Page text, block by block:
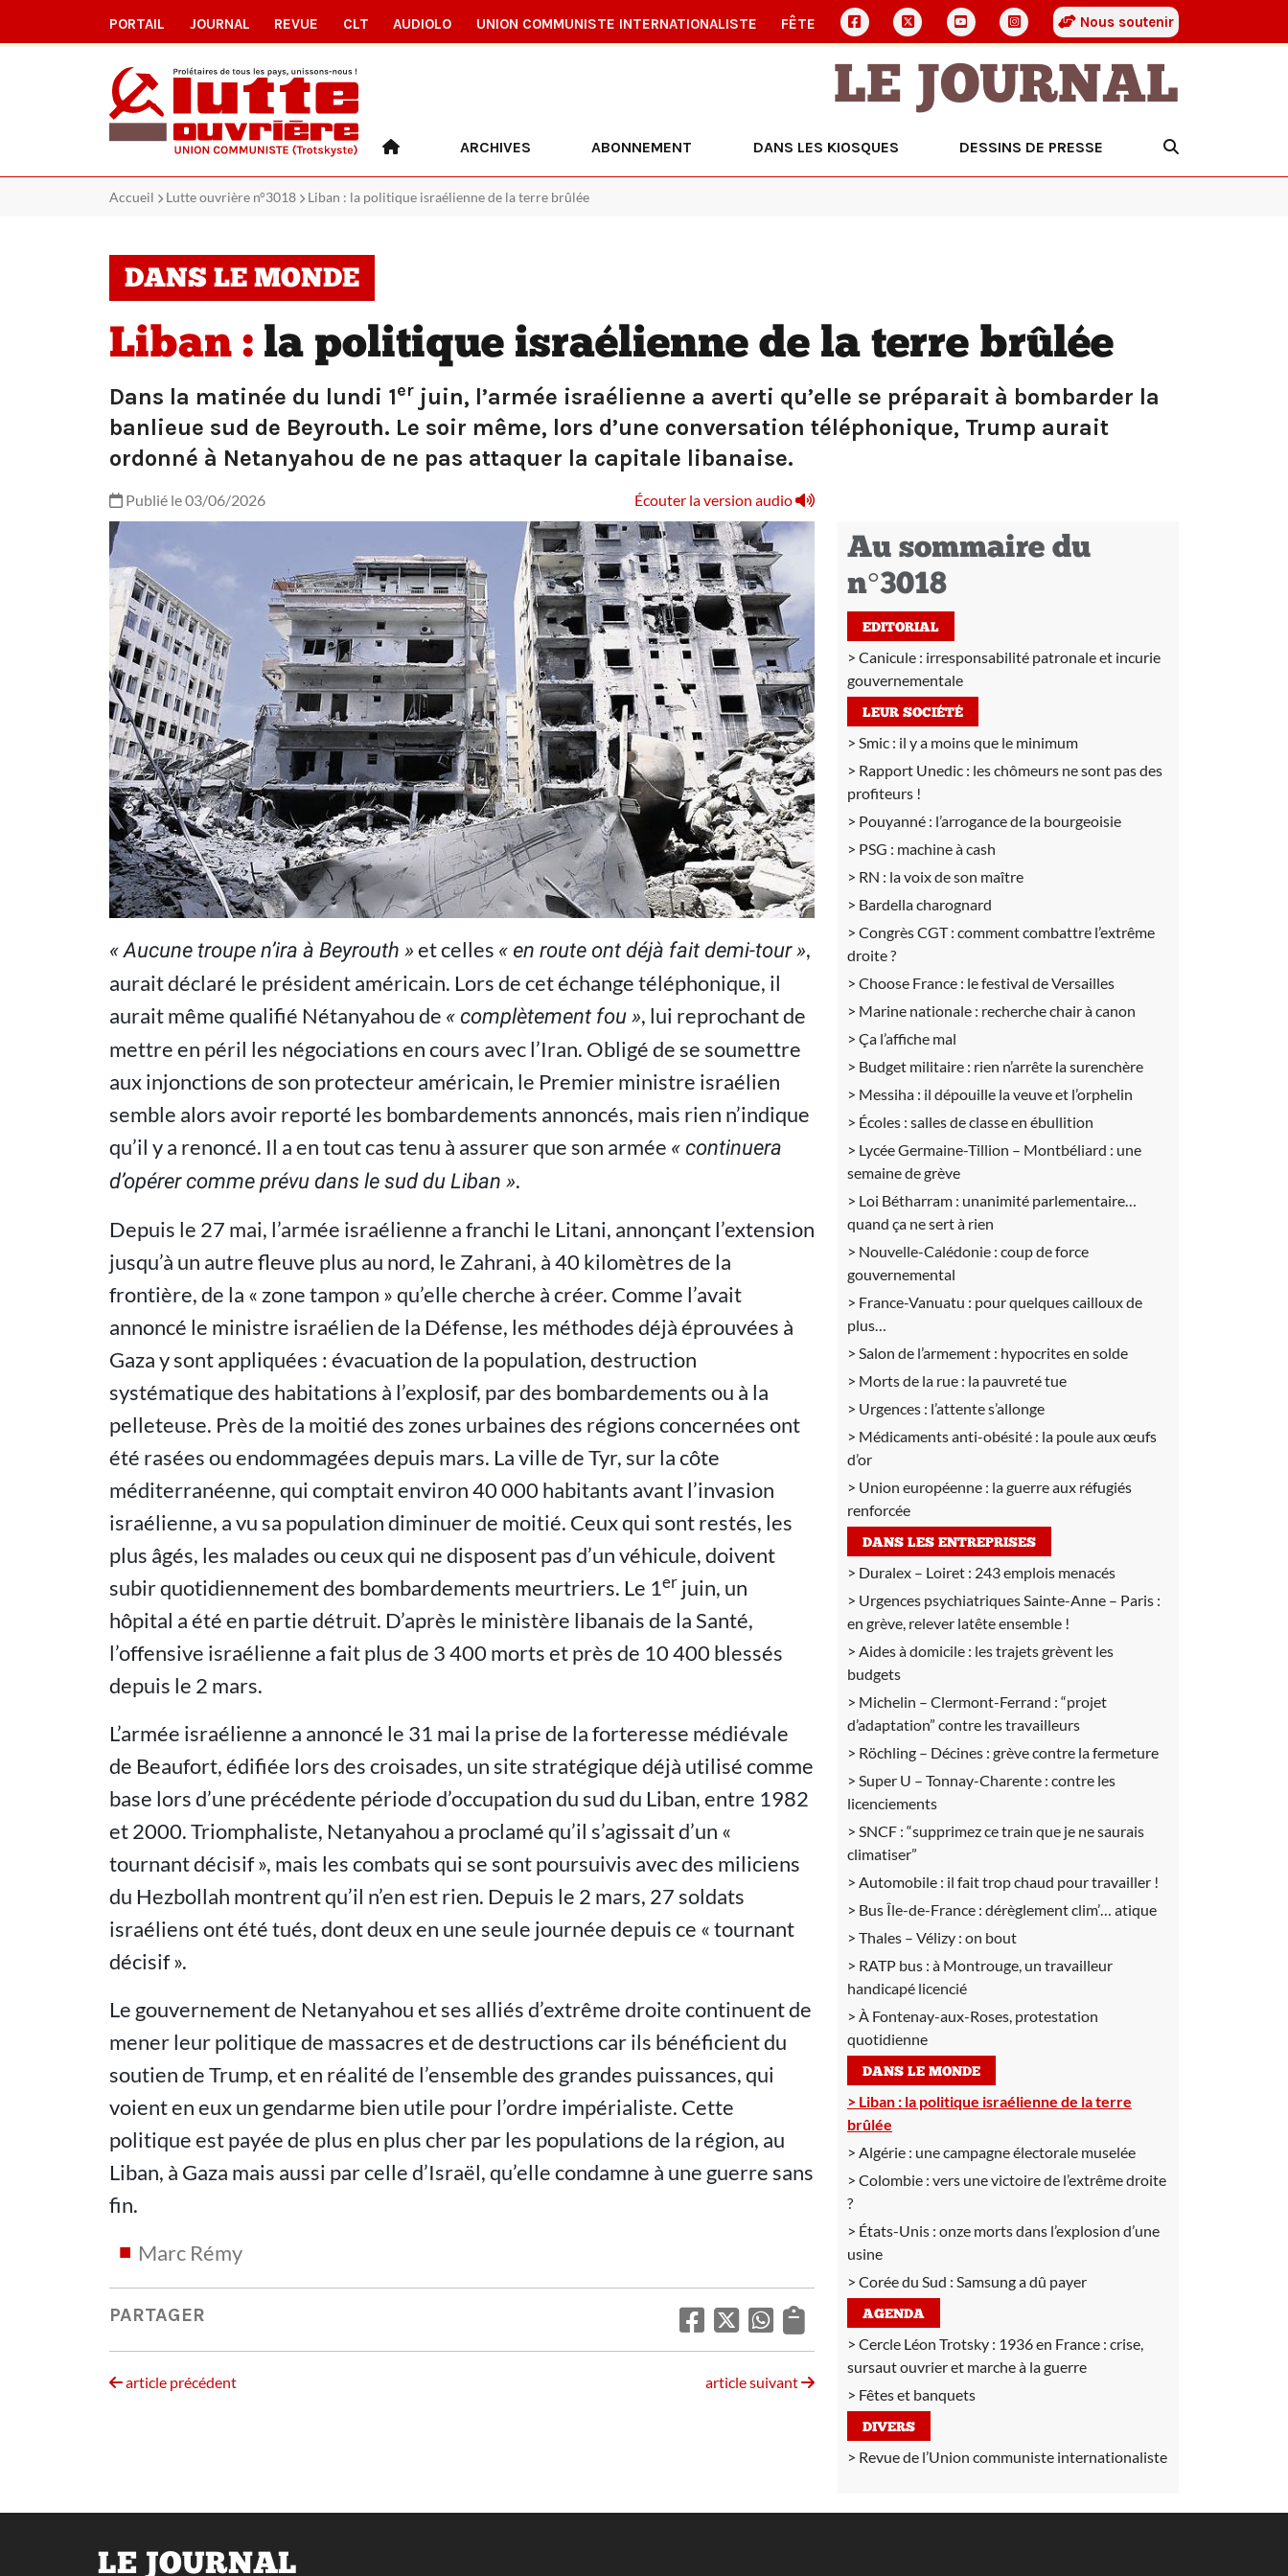
PORTAIL JOURNAL REVUE CLT AUDIOLO UNION COMMUNISTE INTERNATIONALISTE FÊTE Nous soutenir
LE JOURNAL
ARCHIVES ABONNEMENT DANS LES KIOSQUES DESSINS DE PRESSE
Accueil Lutte ouvrière n°3018 Liban : la politique israélienne de la terre brûlée
DANS LE MONDE
Liban : la politique israélienne de la terre brûlée
Dans la matinée du lundi 1er juin, l’armée israélienne a averti qu’elle se préparait à bombarder la
banlieue sud de Beyrouth. Le soir même, lors d’une conversation téléphonique, Trump aurait
ordonné à Netanyahou de ne pas attaquer la capitale libanaise.
Publié le 03/06/2026 Écouter la version audio
« Aucune troupe n’ira à Beyrouth » et celles « en route ont déjà fait demi-tour »,
aurait déclaré le président américain. Lors de cet échange téléphonique, il
aurait même qualifié Nétanyahou de « complètement fou », lui reprochant de
mettre en péril les négociations en cours avec l’Iran. Obligé de se soumettre
aux injonctions de son protecteur américain, le Premier ministre israélien
semble alors avoir reporté les bombardements annoncés, mais rien n’indique
qu’il y a renoncé. Il a en tout cas tenu à assurer que son armée « continuera
d’opérer comme prévu dans le sud du Liban ».
Depuis le 27 mai, l’armée israélienne a franchi le Litani, annonçant l’extension
jusqu’à un autre fleuve plus au nord, le Zahrani, à 40 kilomètres de la
frontière, de la « zone tampon » qu’elle cherche à créer. Comme l’avait
annoncé le ministre israélien de la Défense, les méthodes déjà éprouvées à
Gaza y sont appliquées : évacuation de la population, destruction
systématique des habitations à l’explosif, par des bombardements ou à la
pelleteuse. Près de la moitié des zones urbaines des régions concernées ont
été rasées ou endommagées depuis mars. La ville de Tyr, sur la côte
méditerranéenne, qui comptait environ 40 000 habitants avant l’invasion
israélienne, a vu sa population diminuer de moitié. Ceux qui sont restés, les
plus âgés, les malades ou ceux qui ne disposent pas d’un véhicule, doivent
subir quotidiennement des bombardements meurtriers. Le 1er juin, un
hôpital a été en partie détruit. D’après le ministère libanais de la Santé,
l’offensive israélienne a fait plus de 3 400 morts et près de 10 400 blessés
depuis le 2 mars.
L’armée israélienne a annoncé le 31 mai la prise de la forteresse médiévale
de Beaufort, édifiée lors des croisades, un site stratégique déjà utilisé comme
base lors d’une précédente période d’occupation du sud du Liban, entre 1982
et 2000. Triomphaliste, Netanyahou a proclamé qu’il s’agissait d’un «
tournant décisif », mais les combats qui se sont poursuivis avec des miliciens
du Hezbollah montrent qu’il n’en est rien. Depuis le 2 mars, 27 soldats
israéliens ont été tués, dont deux en une seule journée depuis ce « tournant
décisif ».
Le gouvernement de Netanyahou et ses alliés d’extrême droite continuent de
mener leur politique de massacres et de destructions car ils bénéficient du
soutien de Trump, et en réalité de l’ensemble des grandes puissances, qui
voient en eux un gendarme bien utile pour l’ordre impérialiste. Cette
politique est payée de plus en plus cher par les populations de la région, au
Liban, à Gaza mais aussi par celle d’Israël, qu’elle condamne à une guerre sans
fin.
Marc Rémy
PARTAGER
article précédent article suivant
Au sommaire du
n°3018
EDITORIAL
Canicule : irresponsabilité patronale et incurie
gouvernementale
LEUR SOCIÉTÉ
Smic : il y a moins que le minimum
Rapport Unedic : les chômeurs ne sont pas des
profiteurs !
Pouyanné : l’arrogance de la bourgeoisie
PSG : machine à cash
RN : la voix de son maître
Bardella charognard
Congrès CGT : comment combattre l’extrême
droite ?
Choose France : le festival de Versailles
Marine nationale : recherche chair à canon
Ça l’affiche mal
Budget militaire : rien n’arrête la surenchère
Messiha : il dépouille la veuve et l’orphelin
Écoles : salles de classe en ébullition
Lycée Germaine-Tillion – Montbéliard : une
semaine de grève
Loi Bétharram : unanimité parlementaire…
quand ça ne sert à rien
Nouvelle-Calédonie : coup de force
gouvernemental
France-Vanuatu : pour quelques cailloux de
plus…
Salon de l’armement : hypocrites en solde
Morts de la rue : la pauvreté tue
Urgences : l’attente s’allonge
Médicaments anti-obésité : la poule aux œufs
d’or
Union européenne : la guerre aux réfugiés
renforcée
DANS LES ENTREPRISES
Duralex – Loiret : 243 emplois menacés
Urgences psychiatriques Sainte-Anne – Paris :
en grève, relever latête ensemble !
Aides à domicile : les trajets grèvent les
budgets
Michelin – Clermont-Ferrand : “projet
d’adaptation” contre les travailleurs
Röchling – Décines : grève contre la fermeture
Super U – Tonnay-Charente : contre les
licenciements
SNCF : “supprimez ce train que je ne saurais
climatiser”
Automobile : il fait trop chaud pour travailler !
Bus Île-de-France : dérèglement clim’… atique
Thales – Vélizy : on bout
RATP bus : à Montrouge, un travailleur
handicapé licencié
À Fontenay-aux-Roses, protestation
quotidienne
DANS LE MONDE
Liban : la politique israélienne de la terre
brûlée
Algérie : une campagne électorale muselée
Colombie : vers une victoire de l’extrême droite
?
États-Unis : onze morts dans l’explosion d’une
usine
Corée du Sud : Samsung a dû payer
AGENDA
Cercle Léon Trotsky : 1936 en France : crise,
sursaut ouvrier et marche à la guerre
Fêtes et banquets
DIVERS
Revue de l’Union communiste internationaliste
LE JOURNAL